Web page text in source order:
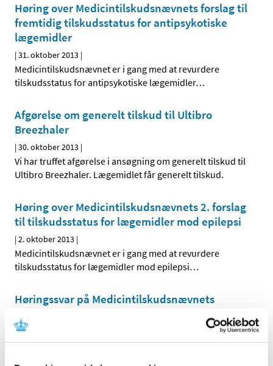
Høring over Medicintilskuds­nævnets forslag til
fremtidig tilskudsstatus for antipsykotiske
lægemidler
|31. oktober 2013 |
Medicintilskudsnævnet er i gang med at revurdere
tilskudsstatus for antipsykotiske lægemidler…
Afgørelse om generelt tilskud til Ultibro
Breezhaler
|30. oktober 2013 |
Vi har truffet afgørelse i ansøgning om generelt tilskud til
Ultibro Breezhaler. Lægemidlet får generelt tilskud.
Høring over Medicintilskuds­nævnets 2. forslag
til tilskudsstatus for lægemidler mod epilepsi
|2. oktober 2013 |
Medicintilskudsnævnet er i gang med at revurdere
tilskudsstatus for lægemidler mod epilepsi…
Høringssvar på Medicintilskudsnævnets
lægemidler mod epilepsi
|29. september 2013|